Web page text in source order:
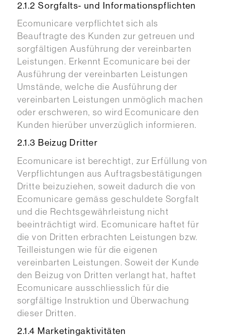
2.1.2 Sorgfalts- und Informationspflichten
Ecomunicare verpflichtet sich als
Beauftragte des Kunden zur getreuen und
sorgfältigen Ausführung der vereinbarten
Leistungen. Erkennt Ecomunicare bei der
Ausführung der vereinbarten Leistungen
Umstände, welche die Ausführung der
vereinbarten Leistungen unmöglich machen
oder erschweren, so wird Ecomunicare den
Kunden hierüber unverzüglich informieren.
2.1.3 Beizug Dritter
Ecomunicare ist berechtigt, zur Erfüllung von
Verpflichtungen aus Auftragsbestätigungen
Dritte beizuziehen, soweit dadurch die von
Ecomunicare gemäss geschuldete Sorgfalt
und die Rechtsgewährleistung nicht
beeinträchtigt wird. Ecomunicare haftet für
die von Dritten erbrachten Leistungen bzw.
Teilleistungen wie für die eigenen
vereinbarten Leistungen. Soweit der Kunde
den Beizug von Dritten verlangt hat, haftet
Ecomunicare ausschliesslich für die
sorgfältige Instruktion und Überwachung
dieser Dritten.
2.1.4 Marketingaktivitäten